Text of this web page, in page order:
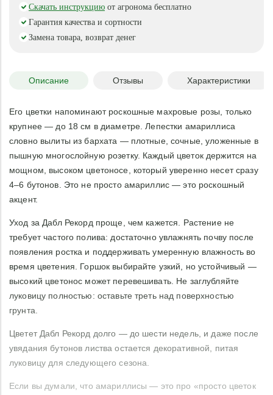
Скачать инструкцию от агронома бесплатно
Гарантия качества и сортности
Замена товара, возврат денег
Описание Отзывы Характеристики
Его цветки напоминают роскошные махровые розы, только
крупнее — до 18 см в диаметре. Лепестки амариллиса
словно вылиты из бархата — плотные, сочные, уложенные в
пышную многослойную розетку. Каждый цветок держится на
мощном, высоком цветоносе, который уверенно несет сразу
4–6 бутонов. Это не просто амариллис — это роскошный
акцент.
Уход за Дабл Рекорд проще, чем кажется. Растение не
требует частого полива: достаточно увлажнять почву после
появления ростка и поддерживать умеренную влажность во
время цветения. Горшок выбирайте узкий, но устойчивый —
высокий цветонос может перевешивать. Не заглубляйте
луковицу полностью: оставьте треть над поверхностью
грунта.
Цветет Дабл Рекорд долго — до шести недель, и даже после
увядания бутонов листва остается декоративной, питая
луковицу для следующего сезона.
Если вы думали, что амариллисы — это про «просто цветок